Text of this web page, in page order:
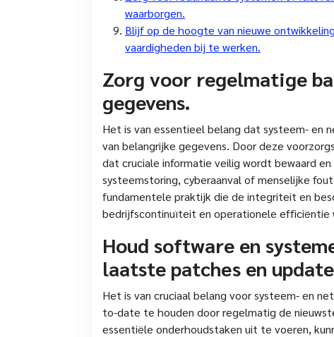
waarborgen.
Blijf op de hoogte van nieuwe
vaardigheden bij te werken.
Zorg voor regelmatige
gegevens.
Het is van essentieel belang dat systeem- en
van belangrijke gegevens. Door deze
dat cruciale informatie veilig wordt bewaard
systeemstoring, cyberaanval of menselijke
fundamentele praktijk die de integriteit en
bedrijfscontinuïteit en operationele efficiëntie
Houd software en
laatste patches en
Het is van cruciaal belang voor systeem- en
to-date te houden door regelmatig de
essentiële onderhoudstaken uit te voeren,